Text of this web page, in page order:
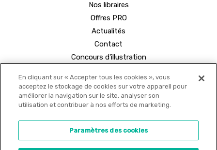
Nos libraires
Offres PRO
Actualités
Contact
Concours d'illustration
En cliquant sur « Accepter tous les cookies », vous
acceptez le stockage de cookies sur votre appareil pour
améliorer la navigation sur le site, analyser son
utilisation et contribuer à nos efforts de marketing.
Paramètres des cookies